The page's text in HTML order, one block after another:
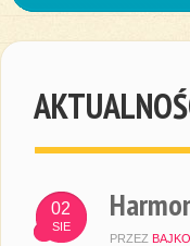
02
SIE
PRZEZ